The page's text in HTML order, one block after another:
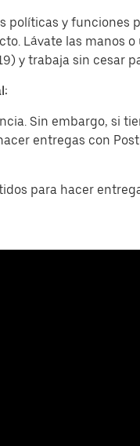
políticas y funciones
Lávate las manos
y trabaja sin cesar
Sin embargo, si
entregas con
para hacer